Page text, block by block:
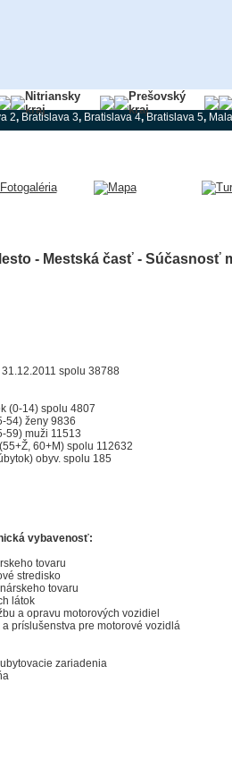
Nitriansky
kraj
Prešovský
kraj
2, Bratislava 3, Bratislava 4,Bratislava 5,
- Mestská časť - Súčasnosť
spolu 38788
(0-14) spolu 4807
54) ženy 9836
59) muži 11513
60+M) spolu 112632
obyv. spolu 185
vybavenosť:
tovaru
stredisko
tovaru
látok
a opravu motorových vozidiel
príslušenstva pre motorové vozidlá
zariadenia